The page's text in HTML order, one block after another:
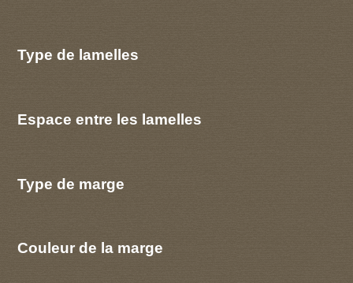
Type de lamelles
Espace entre les lamelles
Type de marge
Couleur de la marge